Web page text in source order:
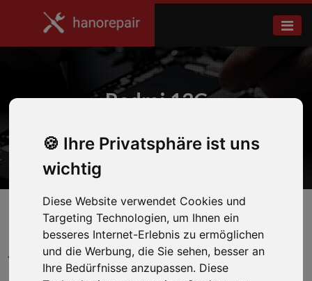
Ihre Privatsphäre ist uns
wichtig
Diese Website verwendet Cookies und
Targeting Technologien, um Ihnen ein
besseres Internet-Erlebnis zu ermöglichen
und die Werbung, die Sie sehen, besser an
Ihre Bedürfnisse anzupassen. Diese
Redmi 13C
Home Xiaomi
← Zurück zum Hersteller